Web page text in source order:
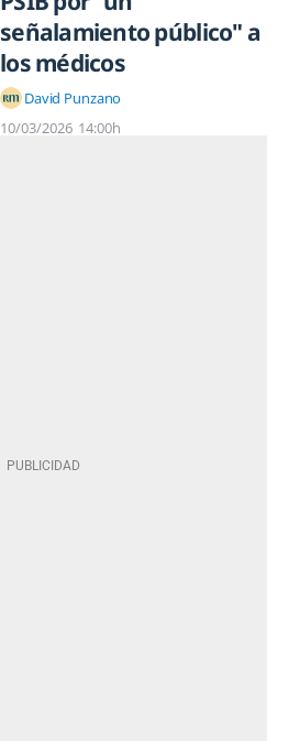
señalamiento público" a
los médicos
David Punzano
10/03/2026 14:00h